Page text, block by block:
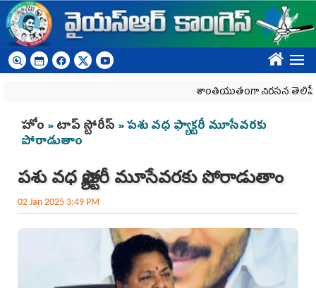
Skip to main content
????
శాంతియుతంగా నిరసన తెలిపే
You are here
హోం »టాప్ స్టోరీస్ » పశు వధ ఫ్యాక్టరీ మూసేవరకు
పోరాడుతాం
పశు వధ ఫ్యాక్టరీ మూసేవరకు పోరాడుతాం
02 Jan 2025 3:49 PM